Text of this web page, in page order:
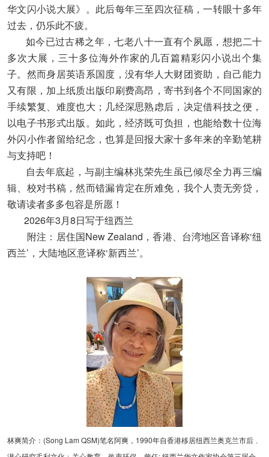
华文闪小说大展》。此后每年三至四次征稿，一转眼十多年
过去，仍乐此不疲。
如今已过古稀之年，七老八十一直有个夙愿，想把二十
多次大展，三十多位海外作家的几百篇精彩闪小说出个集
子。然而身居英语系国度，没有华人大财团资助，自己能力
又有限，加上纸质出版印刷费高昂，寄书到各个不同国家的
手续繁复、难度也大；几经深思熟虑后，决定借科技之便，
以电子书形式出版。如此，经济既可负担，也能给数十位海
外闪小作者留给纪念，也算是回报大家十多年来的辛勤笔耕
与支持吧！
自去年底起，与副主编林兆荣先生虽已倾尽全力再三编
辑、校对书稿，然而错漏肯定在所难免，我个人责无旁贷，
敬请读者多多包容是所愿！
2026年3月8日写于纽西兰
附注：居住国New Zealand，香港、台湾地区音译称‘纽
西兰’，大陆地区意译称‘新西兰’。
林爽简介：(Song Lam QSM)笔名阿爽，1990年自香港移居纽西兰奥克兰市后﹐